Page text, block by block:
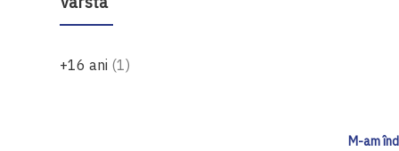
+16 ani 1produs
M-am